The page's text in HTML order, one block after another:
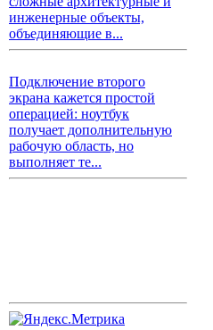
инженерные объекты,
объединяющие в...
Подключение второго
экрана кажется простой
операцией: ноутбук
получает дополнительную
рабочую область, но
выполняет те...